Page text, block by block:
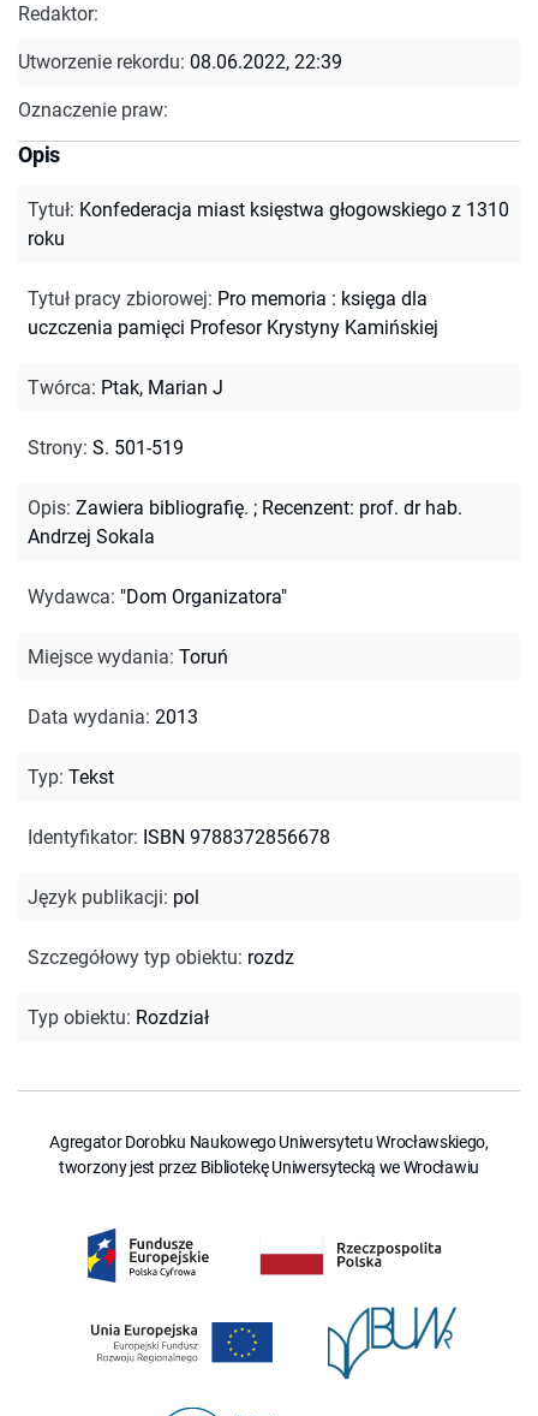
Redaktor:
Utworzenie rekordu: 08.06.2022, 22:39
Oznaczenie praw:
Opis
Tytuł: Konfederacja miast księstwa głogowskiego z 1310
roku
Tytuł pracy zbiorowej: Pro memoria : księga dla
uczczenia pamięci Profesor Krystyny Kamińskiej
Twórca: Ptak, Marian J
Strony: S. 501-519
Opis: Zawiera bibliografię. ; Recenzent: prof. dr hab.
Andrzej Sokala
Wydawca: "Dom Organizatora"
Miejsce wydania: Toruń
Data wydania: 2013
Typ: Tekst
Identyfikator: ISBN 9788372856678
Język publikacji: pol
Szczegółowy typ obiektu: rozdz
Typ obiektu: Rozdział
Agregator Dorobku Naukowego Uniwersytetu Wrocławskiego,
tworzony jest przez Bibliotekę Uniwersytecką we Wrocławiu